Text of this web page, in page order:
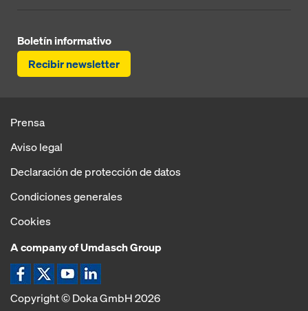
Boletín informativo
Recibir newsletter
Prensa
Aviso legal
Declaración de protección de datos
Condiciones generales
Cookies
A company of Umdasch Group
Copyright © Doka GmbH 2026